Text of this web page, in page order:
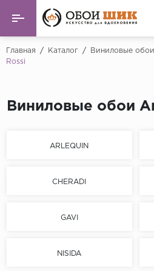
Назад
Флизелиновые обои
Обои панно
Главная / Каталог / Виниловые обои
Rossi
Виниловые обои
ARLEQUIN
CHERADI
GAVI
NISIDA